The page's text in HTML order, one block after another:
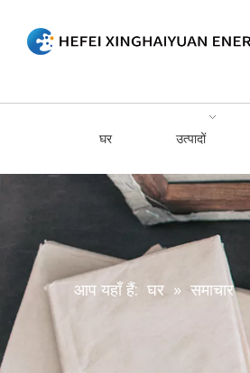
घर उत्पादों
आप यहाँ हैं: घर » समाचार